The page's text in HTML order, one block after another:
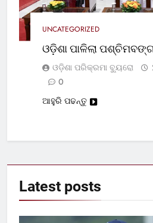
UNCATEGORIZED
ଓଡ଼ିଶା ପାଳିଲା
ଓଡ଼ିଶା ପରିକ୍ରମା ବ୍ୟୁରୋ
0
ଆହୁରି ପଢନ୍ତୁ
Latest posts